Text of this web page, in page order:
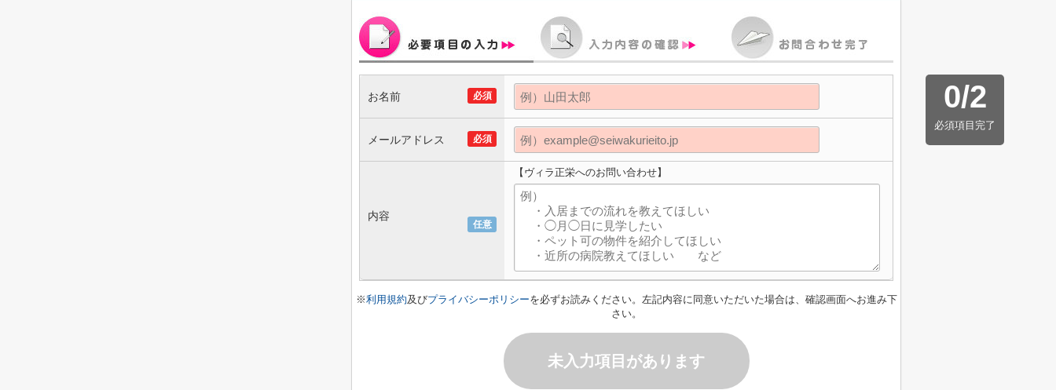
0/2
必須項目完了
必須
お名前
必須
メールアドレス
任意
内容
【ヴィラ正栄へのお問い合わせ】
※利用規約及びプライバシーポリシーを必ずお読みください。左記内容に同意いただいた場合は、確認画面へお進み下
さい。
未入力項目があります